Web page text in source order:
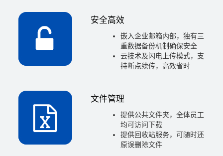
安全高效
嵌入企业邮箱内部，独有三
重数据备份机制确保安全
云技术及闪电上传模式，支
持断点续传，高效省时
文件管理
提供公共文件夹，全体员工
均可访问下载
提供回收站服务，可随时还
原误删除文件